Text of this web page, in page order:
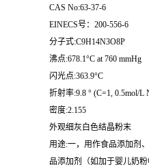
CAS No:63-37-6
EINECS号：200-556-6
分子式:C9H14N3O8P
沸点:678.1°C at 760 mmHg
闪光点:363.9°C
折射率:9.8 ° (C=1, 0.5mol/L
密度:2.155
外观细灰白色结晶粉末
用途:一，用作食品添加剂
品添加剂（如加于婴儿奶粉